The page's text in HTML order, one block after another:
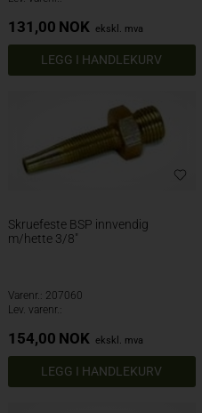
131,00 NOK ekskl. mva
Skruefeste BSP innvendig
m/hette 3/8"
Varenr.: 207060
Lev. varenr.:
154,00 NOK ekskl. mva